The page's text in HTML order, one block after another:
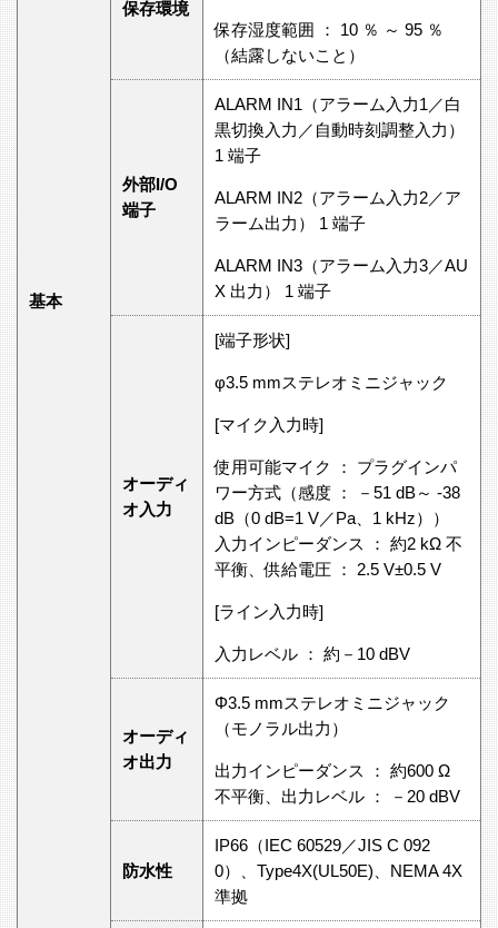
基本
保存環境
保存湿度範囲 ： 10 ％ ～ 95 ％
（結露しないこと）
外部I/O
端子
ALARM IN1（アラーム入力1／白
黒切換入力／自動時刻調整入力）
1 端子
ALARM IN2（アラーム入力2／ア
ラーム出力） 1 端子
ALARM IN3（アラーム入力3／AU
X 出力） 1 端子
オーディ
オ入力
[端子形状]
φ3.5 mmステレオミニジャック
[マイク入力時]
使用可能マイク ： プラグインパ
ワー方式（感度 ： －51 dB～ -38
dB（0 dB=1 V／Pa、1 kHz））
入力インピーダンス ： 約2 kΩ 不
平衡、供給電圧 ： 2.5 V±0.5 V
[ライン入力時]
入力レベル ： 約－10 dBV
オーディ
オ出力
Φ3.5 mmステレオミニジャック
（モノラル出力）
出力インピーダンス ： 約600 Ω
不平衡、出力レベル ： －20 dBV
防水性
IP66（IEC 60529／JIS C 092
0）、Type4X(UL50E)、NEMA 4X
準拠